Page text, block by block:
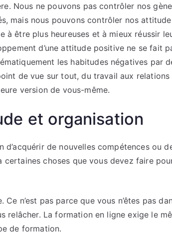
Nous ne pouvons pas contrôler nos
mais nous pouvons contrôler nos
être plus heureuses et à mieux réussir
d’une attitude positive ne se fait
les habitudes négatives par
de vue sur tout, du travail aux relations
version de vous-même.
et organisation
d’acquérir de nouvelles compétences ou
choses que vous devez faire
n’est pas parce que vous n’êtes pas
relâcher. La formation en ligne exige le
de formation.